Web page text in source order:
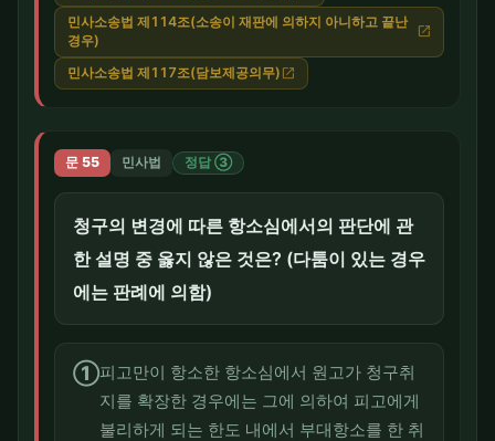
민사소송법 제114조(소송이 재판에 의하지 아니하고 끝난
경우)
open_in_new
민사소송법 제117조(담보제공의무) open_in_new
문 55 민사법 정답 ③
청구의 변경에 따른 항소심에서의 판단에 관
한 설명 중 옳지 않은 것은? (다툼이 있는 경우
에는 판례에 의함)
①피고만이 항소한 항소심에서 원고가 청구취
지를 확장한 경우에는 그에 의하여 피고에게
불리하게 되는 한도 내에서 부대항소를 한 취